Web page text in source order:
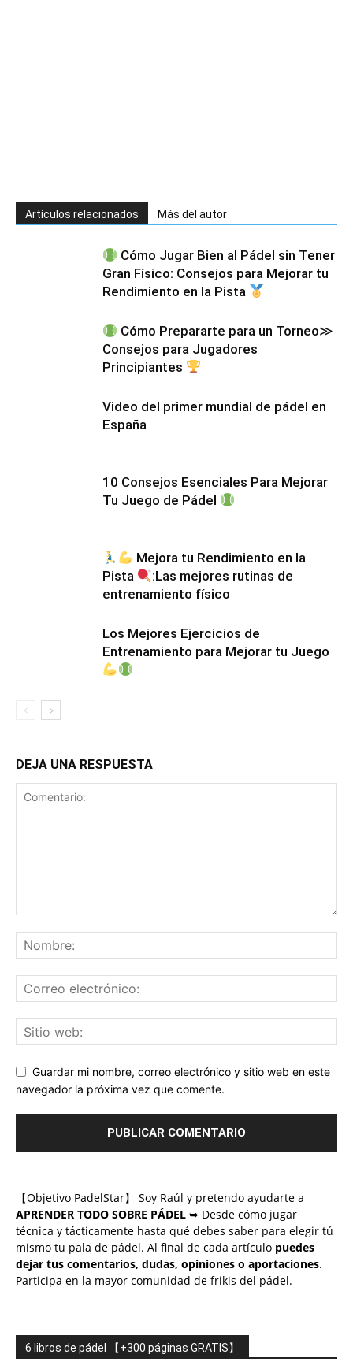
Artículos relacionados Más del autor
Cómo Jugar Bien al Pádel sin Tener
Gran Físico: Consejos para Mejorar tu
Rendimiento en la Pista
Cómo Prepararte para un Torneo≫
Consejos para Jugadores
Principiantes
Video del primer mundial de pádel en
España
10 Consejos Esenciales Para Mejorar
Tu Juego de Pádel
Mejora tu Rendimiento en la
Pista
:Las mejores rutinas de
entrenamiento físico
Los Mejores Ejercicios de
Entrenamiento para Mejorar tu Juego
DEJA UNA RESPUESTA
Guardar mi nombre, correo electrónico y sitio web en este
navegador la próxima vez que comente.
【Objetivo PadelStar】 Soy Raúl y pretendo ayudarte a
APRENDER TODO SOBRE PÁDEL ➥ Desde cómo jugar
técnica y tácticamente hasta qué debes saber para elegir tú
mismo tu pala de pádel. Al final de cada artículo puedes
dejar tus comentarios, dudas, opiniones o aportaciones.
Participa en la mayor comunidad de frikis del pádel.
6 libros de pádel 【+300 páginas GRATIS】